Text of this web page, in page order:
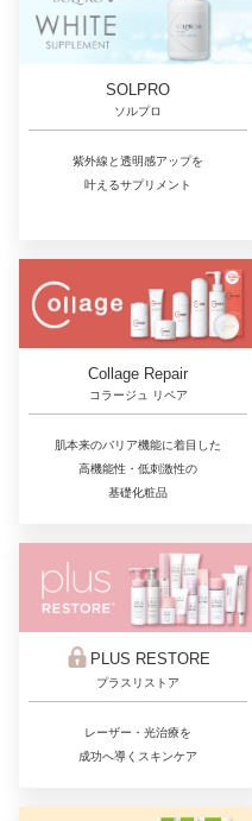
SOLPRO
ソルプロ
紫外線と透明感アップを
叶えるサプリメント
Collage Repair
コラージュ リペア
肌本来のバリア機能に着目した
高機能性・低刺激性の
基礎化粧品
PLUS RESTORE
プラスリストア
レーザー・光治療を
成功へ導くスキンケア